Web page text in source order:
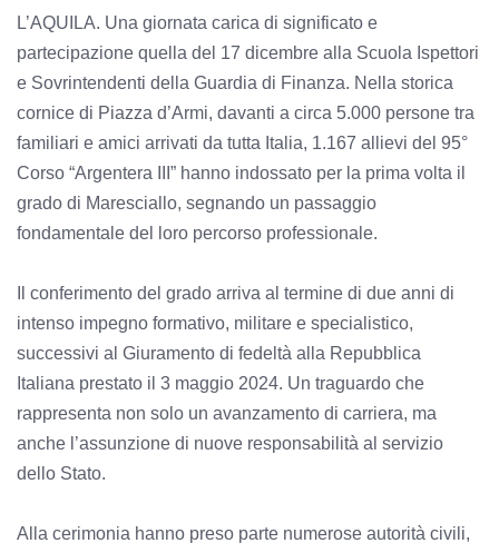
L’AQUILA. Una giornata carica di significato e
partecipazione quella del 17 dicembre alla Scuola Ispettori
e Sovrintendenti della Guardia di Finanza. Nella storica
cornice di Piazza d’Armi, davanti a circa 5.000 persone tra
familiari e amici arrivati da tutta Italia, 1.167 allievi del 95°
Corso “Argentera III” hanno indossato per la prima volta il
grado di Maresciallo, segnando un passaggio
fondamentale del loro percorso professionale.
Il conferimento del grado arriva al termine di due anni di
intenso impegno formativo, militare e specialistico,
successivi al Giuramento di fedeltà alla Repubblica
Italiana prestato il 3 maggio 2024. Un traguardo che
rappresenta non solo un avanzamento di carriera, ma
anche l’assunzione di nuove responsabilità al servizio
dello Stato.
Alla cerimonia hanno preso parte numerose autorità civili,